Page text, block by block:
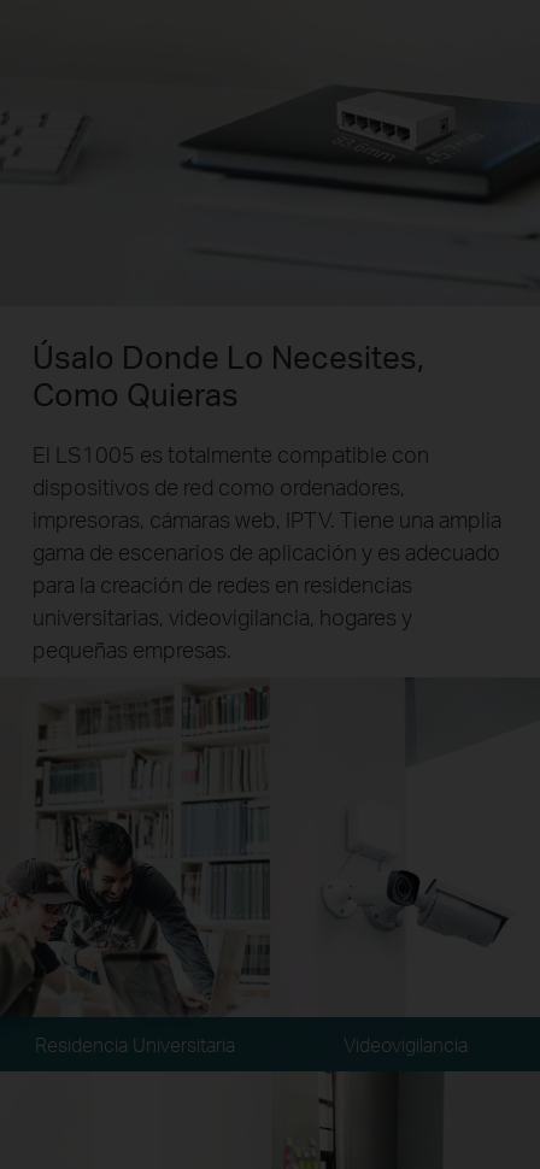
Úsalo Donde Lo Necesites,
Como Quieras
El LS1005 es totalmente compatible con
dispositivos de red como ordenadores,
impresoras, cámaras web, IPTV. Tiene una amplia
gama de escenarios de aplicación y es adecuado
para la creación de redes en residencias
universitarias, videovigilancia, hogares y
pequeñas empresas.
Residencia Universitaria Videovigilancia